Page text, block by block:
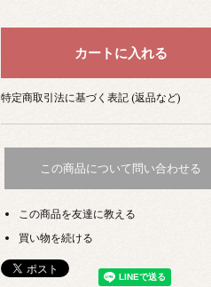
特定商取引法に基づく表記 (返品など)
この商品について問い合わせる
この商品を友達に教える
買い物を続ける